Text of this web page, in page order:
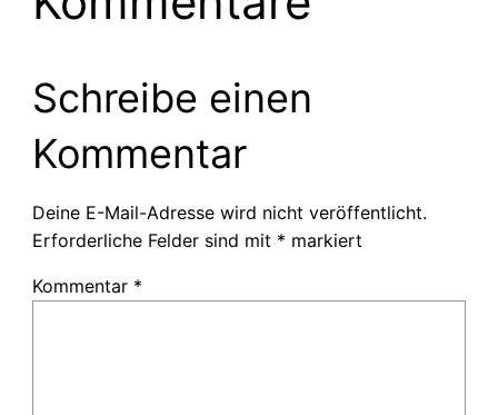
Schreibe einen
Kommentar
Deine E-Mail-Adresse wird nicht veröffentlicht.
Erforderliche Felder sind mit * markiert
Kommentar *